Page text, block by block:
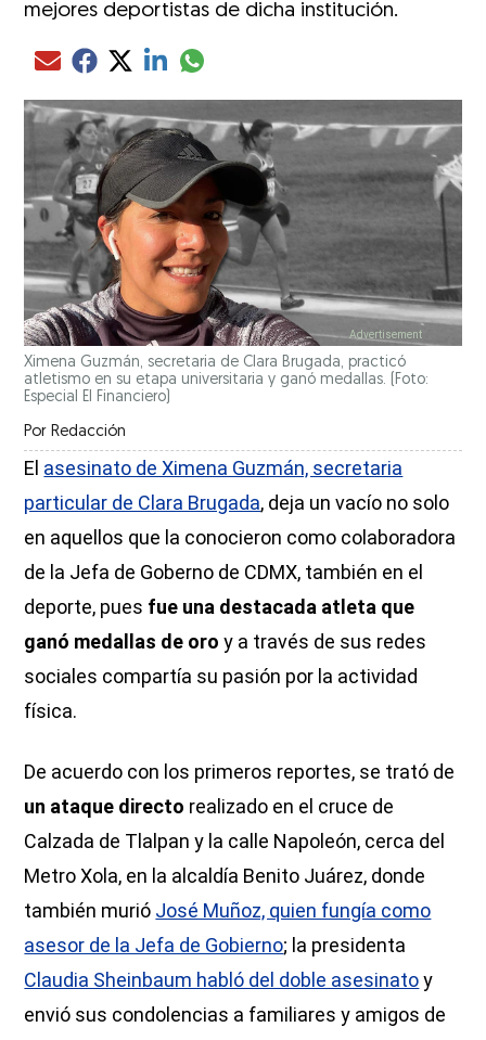
mejores deportistas de dicha institución.
Compartir el artículo actual mediante Email
Compartir el artículo actual mediante Facebook
Compartir el artículo actual mediante Twitter
Compartir el artículo actual mediante LinkedIn
Compartir el artículo actual mediante
Ximena Guzmán, secretaria de Clara Brugada, practicó
atletismo en su etapa universitaria y ganó medallas. (Foto:
Especial El Financiero)
Por Redacción
El asesinato de Ximena Guzmán, secretaria
particular de Clara Brugada, deja un vacío no solo
en aquellos que la conocieron como colaboradora
de la Jefa de Goberno de CDMX, también en el
deporte, pues fue una destacada atleta que
ganó medallas de oro y a través de sus redes
sociales compartía su pasión por la actividad
física.
De acuerdo con los primeros reportes, se trató de
un ataque directo realizado en el cruce de
Calzada de Tlalpan y la calle Napoleón, cerca del
Metro Xola, en la alcaldía Benito Juárez, donde
también murió José Muñoz, quien fungía como
asesor de la Jefa de Gobierno; la presidenta
Claudia Sheinbaum habló del doble asesinatoy
envió sus condolencias a familiares y amigos de